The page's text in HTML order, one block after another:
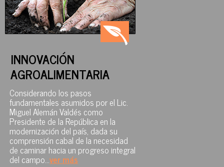
INNOVACIÓN
AGROALIMENTARIA
Considerando los pasos
fundamentales asumidos por el Lic.
Miguel Alemán Valdés como
Presidente de la República en la
modernización del país, dada su
comprensión cabal de la necesidad
de caminar hacia un progreso integral
del campo...ver más